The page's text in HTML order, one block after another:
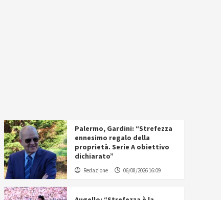
Palermo, Gardini: “Strefezza
ennesimo regalo della
proprietà. Serie A obiettivo
dichiarato”
Redazione 06/08/2026 16:09